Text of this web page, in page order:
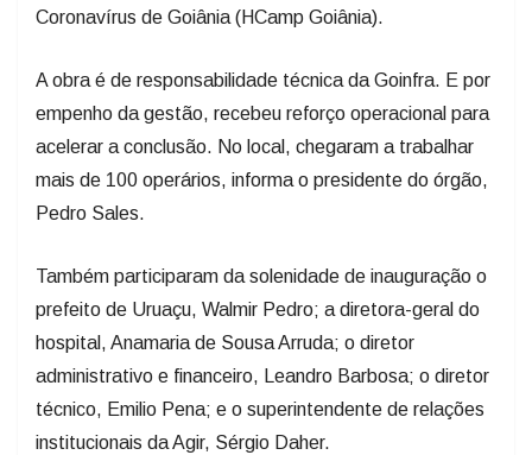
Coronavírus de Goiânia (HCamp Goiânia).
A obra é de responsabilidade técnica da Goinfra. E por
empenho da gestão, recebeu reforço operacional para
acelerar a conclusão. No local, chegaram a trabalhar
mais de 100 operários, informa o presidente do órgão,
Pedro Sales.
Também participaram da solenidade de inauguração o
prefeito de Uruaçu, Walmir Pedro; a diretora-geral do
hospital, Anamaria de Sousa Arruda; o diretor
administrativo e financeiro, Leandro Barbosa; o diretor
técnico, Emilio Pena; e o superintendente de relações
institucionais da Agir, Sérgio Daher.